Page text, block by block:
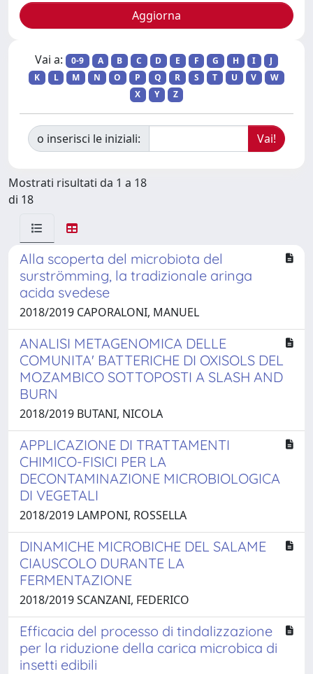
Vai a: 0-9 A B C D E F G H I
J
K
L M N O P Q R S T U V
W
X
Y Z
o inserisci le iniziali:
Mostrati risultati da 1 a 18
di 18
Alla scoperta del microbiota del
surströmming, la tradizionale aringa
acida svedese
2018/2019 CAPORALONI, MANUEL
ANALISI METAGENOMICA DELLE
COMUNITA' BATTERICHE DI OXISOLS DEL
MOZAMBICO SOTTOPOSTI A SLASH AND
BURN
2018/2019 BUTANI, NICOLA
APPLICAZIONE DI TRATTAMENTI
CHIMICO-FISICI PER LA
DECONTAMINAZIONE MICROBIOLOGICA
DI VEGETALI
2018/2019 LAMPONI, ROSSELLA
DINAMICHE MICROBICHE DEL SALAME
CIAUSCOLO DURANTE LA
FERMENTAZIONE
2018/2019 SCANZANI, FEDERICO
Efficacia del processo di tindalizzazione
per la riduzione della carica microbica di
insetti edibili